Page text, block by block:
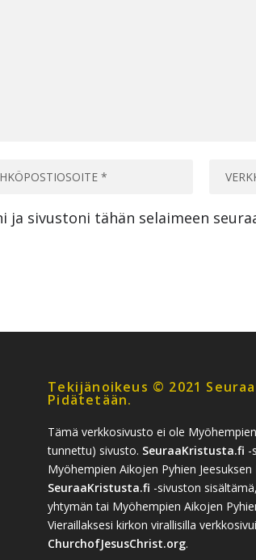
ja sivustoni tähän selaimeen
Tekijänoikeus © 2021
Pidätetään.
Tämä verkkosivusto ei ole
tunnettu) sivusto. SeuraaKristusta.fi -
Myöhempien Aikojen Pyhien
SeuraaKristusta.fi -sivuston
yhtymän tai Myöhempien Aikojen
Vieraillaksesi kirkon virallisilla
ChurchofJesusChrist.org.